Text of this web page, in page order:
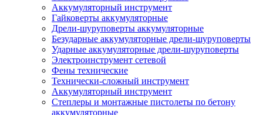
Аккумуляторный инструмент
Гайковерты аккумуляторные
Дрели-шуруповерты аккумуляторные
Безударные аккумуляторные дрели-шуруповерты
Ударные аккумуляторные дрели-шуруповерты
Электроинструмент сетевой
Фены технические
Технически-сложный инструмент
Аккумуляторный инструмент
Степлеры и монтажные пистолеты по бетону
аккумуляторные